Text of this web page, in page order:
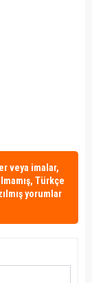
veya imalar,
Türkçe
yorumlar